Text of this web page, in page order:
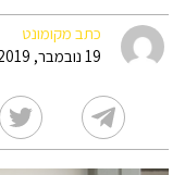
כתב מקומונט
19 נובמבר, 2019 11:34